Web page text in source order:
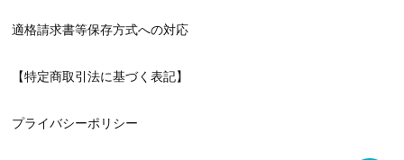
適格請求書等保存方式への対応
【特定商取引法に基づく表記】
プライバシーポリシー